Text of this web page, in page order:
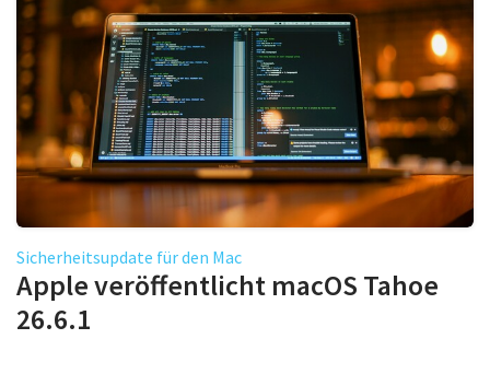
Sicherheitsupdate für den Mac
Apple veröffentlicht macOS Tahoe
26.6.1